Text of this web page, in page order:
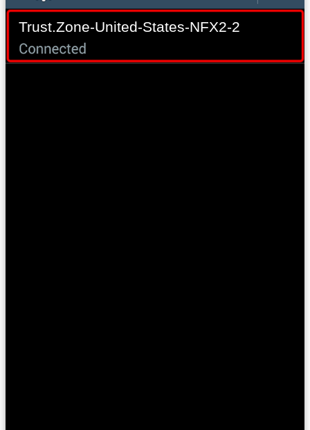
Trust.Zone-United-States-NFX2-2